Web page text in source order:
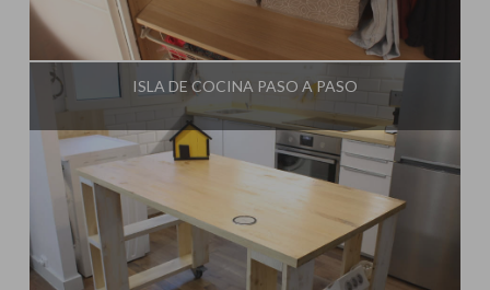
Influencer: Una Casa Diferente
ISLA DE COCINA PASO A PASO